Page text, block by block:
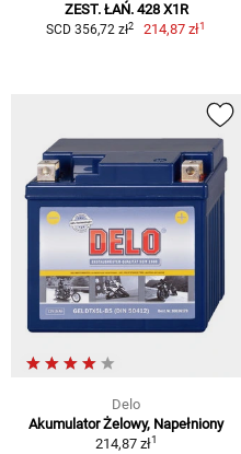
ZEST. ŁAŃ. 428 X1R
SCD 356,72 zł2 214,87 zł1
Delo
Akumulator Żelowy, Napełniony
214,87 zł1